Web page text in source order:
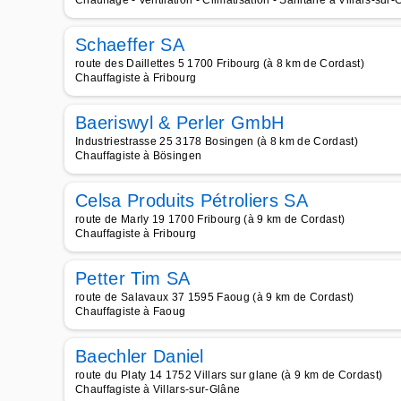
Schaeffer SA
route des Daillettes 5 1700 Fribourg (à 8 km de Cordast)
Chauffagiste à Fribourg
Baeriswyl & Perler GmbH
Industriestrasse 25 3178 Bosingen (à 8 km de Cordast)
Chauffagiste à Bösingen
Celsa Produits Pétroliers SA
route de Marly 19 1700 Fribourg (à 9 km de Cordast)
Chauffagiste à Fribourg
Petter Tim SA
route de Salavaux 37 1595 Faoug (à 9 km de Cordast)
Chauffagiste à Faoug
Baechler Daniel
route du Platy 14 1752 Villars sur glane (à 9 km de Cordast)
Chauffagiste à Villars-sur-Glâne